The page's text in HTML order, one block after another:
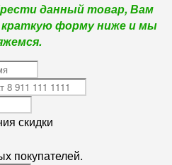
данный товар, Вам
форму нижеи мы
скидки
покупателей.